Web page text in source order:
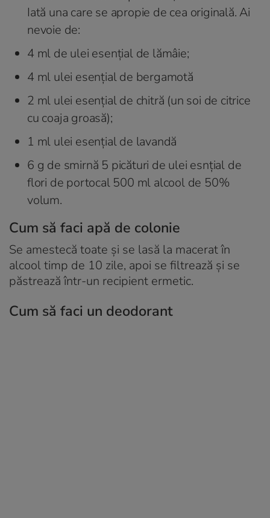
Iată una care se apropie de cea originală. Ai
nevoie de:
4 ml de ulei esențial de lămâie;
4 ml ulei esențial de bergamotă
2 ml ulei esențial de chitră (un soi de citrice
cu coaja groasă);
1 ml ulei esențial de lavandă
6 g de smirnă 5 picături de ulei esnțial de
flori de portocal 500 ml alcool de 50%
volum.
Cum să faci apă de colonie
Se amestecă toate și se lasă la macerat în
alcool timp de 10 zile, apoi se filtrează și se
păstrează într-un recipient ermetic.
Cum să faci un deodorant